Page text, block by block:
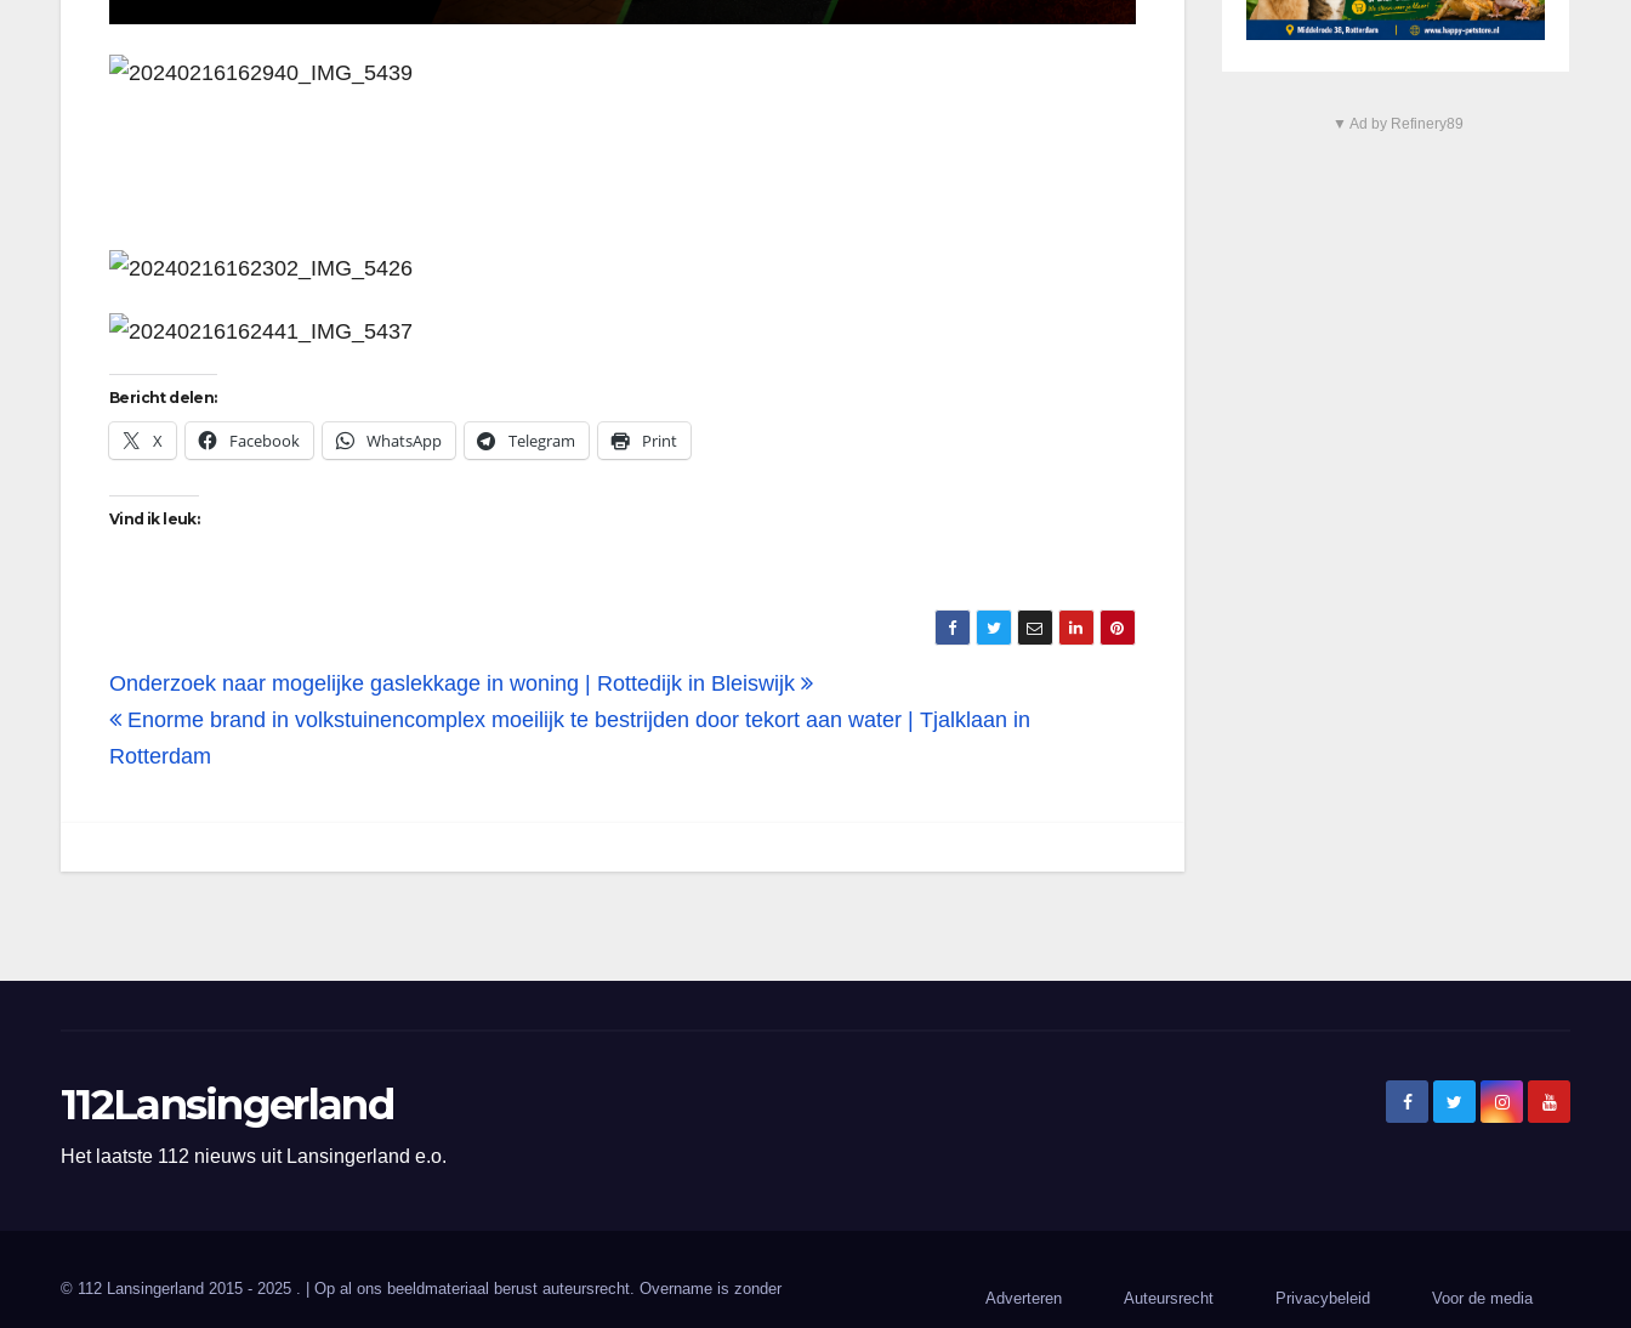
Bericht delen:
X Facebook WhatsApp Telegram Print
Vind ik leuk:
Bericht
navigatie
Onderzoek naar mogelijke gaslekkage in woning | Rottedijk in Bleiswijk
Enorme brand in volkstuinencomplex moeilijk te bestrijden door tekort aan water | Tjalklaan in
Rotterdam
▼ Ad by Refinery89
112Lansingerland
Het laatste 112 nieuws uit Lansingerland e.o.
© 112 Lansingerland 2015 - 2025 . | Op al ons beeldmateriaal berust auteursrecht. Overname is zonder
Adverteren Auteursrecht Privacybeleid Voor de media